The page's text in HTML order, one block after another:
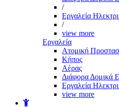
/
Εργαλεία
/
view more
Εργαλεία
Aτομική
Kήπος
Αέρας
Διάφορα Δομικά
Εργαλεία
view more